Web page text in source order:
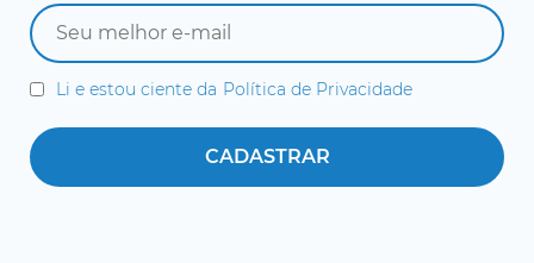
Li e estou ciente da Política de Privacidade